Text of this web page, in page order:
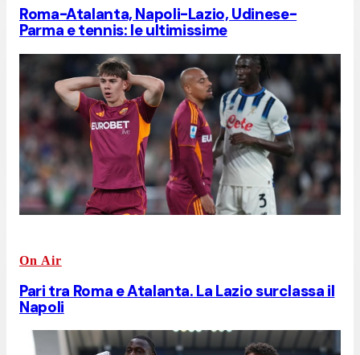
Roma-Atalanta, Napoli-Lazio, Udinese-
Parma e tennis: le ultimissime
On Air
Pari tra Roma e Atalanta. La Lazio surclassa il
Napoli